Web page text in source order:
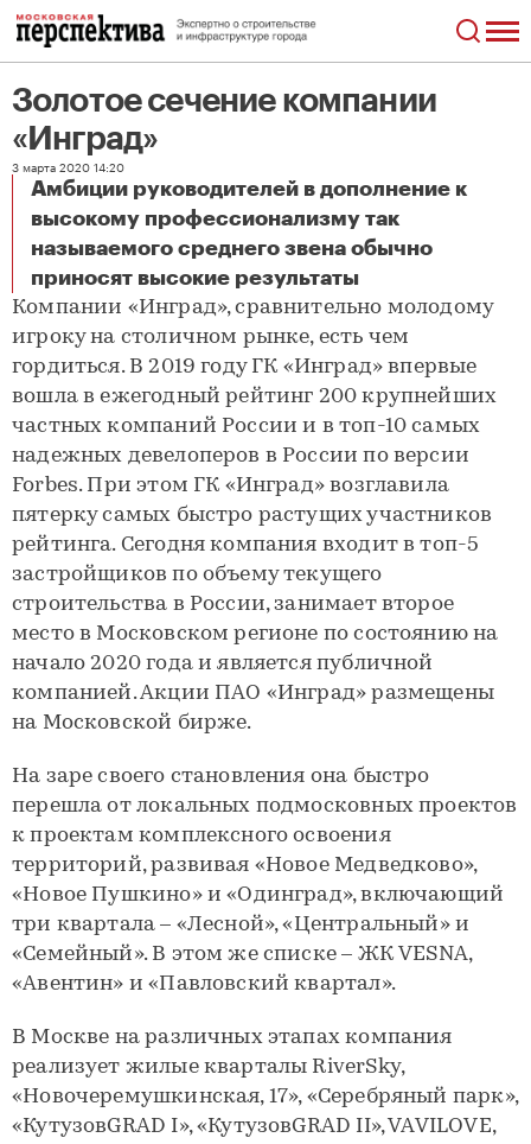
Золотое сечение компании
«Инград»
3 марта 2020 14:20
Амбиции руководителей в дополнение к
высокому профессионализму так
называемого среднего звена обычно
приносят высокие результаты
Золотое сечение компании «Инград»
Компании «Инград», сравнительно молодому
игроку на столичном рынке, есть чем
гордиться. В 2019 году ГК «Инград» впервые
вошла в ежегодный рейтинг 200 крупнейших
частных компаний России и в топ-10 самых
надежных девелоперов в России по версии
Forbes. При этом ГК «Инград» возглавила
пятерку самых быстро растущих участников
рейтинга. Сегодня компания входит в топ-5
застройщиков по объему текущего
строительства в России, занимает второе
место в Московском регионе по состоянию на
начало 2020 года и является публичной
компанией. Акции ПАО «Инград» размещены
на Московской бирже.
На заре своего становления она быстро
перешла от локальных подмосковных проектов
к проектам комплексного освоения
территорий, развивая «Новое Медведково»,
«Новое Пушкино» и «Одинград», включающий
три квартала – «Лесной», «Центральный» и
«Семейный». В этом же списке – ЖК VESNA,
«Авентин» и «Павловский квартал».
В Москве на различных этапах компания
реализует жилые кварталы RiverSky,
«Новочеремушкинская, 17», «Серебряный парк»,
«КутузовGRAD I», «КутузовGRAD II», VAVILOVE,